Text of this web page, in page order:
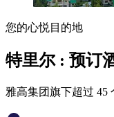
您的心悦目的地
特里尔 : 预订
雅高集团旗下超过 45